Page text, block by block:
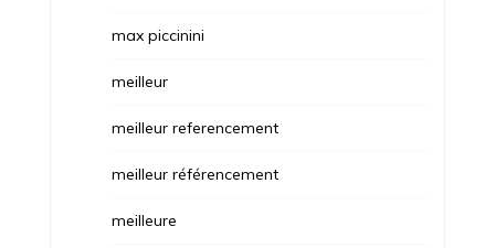
max piccinini
meilleur
meilleur referencement
meilleur référencement
meilleure